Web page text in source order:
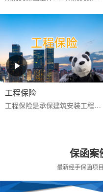
工程保险
工程保险是承保建筑安装工程期间一切意外物质损失和对第三人经济赔偿责任的保险。包括建筑工程一切险与安装工程一切险,属综合性保险。保险标的为工程项目主体、工程用的机械...
保函案
最新经手保函项